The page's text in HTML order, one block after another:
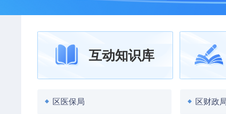
互动知识库
区医保局 区财政